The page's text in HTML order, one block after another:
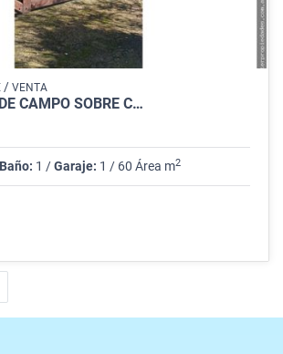
/ VENTA
CAMPO SOBRE C…
Baño: 1 /Garaje: 1 / 60 Área m2